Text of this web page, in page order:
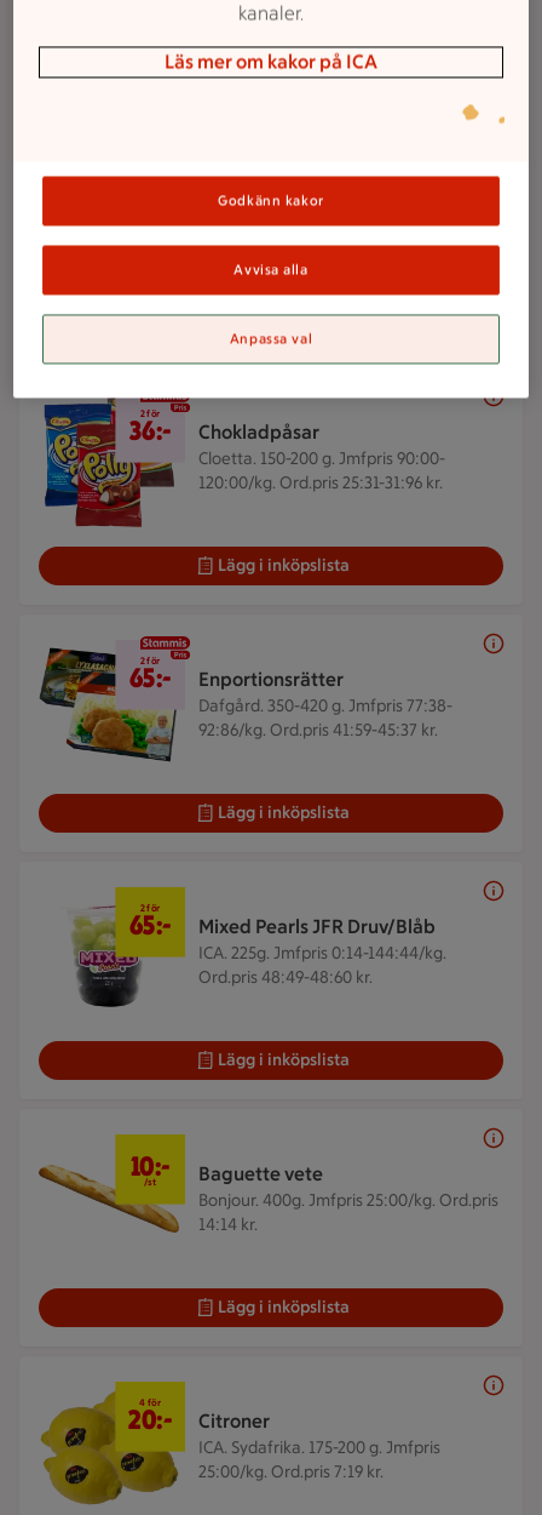
Lägg i inköpslista
Schampo, Balsam
Barnängen. 250 ml.
38:-
Lägg i inköpslista
Chokladpåsar
Cloetta. 150-200 g. Jmfpris 90:00-
120:00/kg. Ord.pris 25:31-31:96 kr.
2 för 36 kr
2 för
36:-
Lägg i inköpslista
Enportionsrätter
Dafgård. 350-420 g. Jmfpris 77:38-
92:86/kg. Ord.pris 41:59-45:37 kr.
2 för 65 kr
2 för
65:-
Lägg i inköpslista
Mixed Pearls JFR Druv/Blåb
ICA. 225g. Jmfpris 0:14-144:44/kg.
Ord.pris 48:49-48:60 kr.
2 för
65:-
Lägg i inköpslista
Baguette vete
Bonjour. 400g. Jmfpris 25:00/kg. Ord.pris
14:14 kr.
10:-
/st
Lägg i inköpslista
Citroner
ICA. Sydafrika. 175-200 g. Jmfpris
25:00/kg. Ord.pris 7:19 kr.
4 för 20 kr
4 för
20:-
kanaler.
Läs mer om kakor på ICA
Godkänn kakor
Avvisa alla
Anpassa val